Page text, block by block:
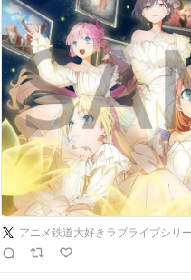
アニメ鉄道大好きラブライブシリ